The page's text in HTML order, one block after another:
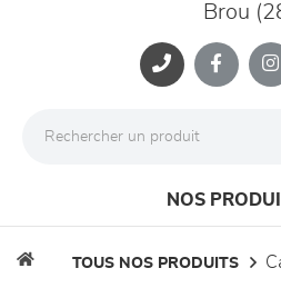
Brou
NOS
TOUS NOS PRODUITS